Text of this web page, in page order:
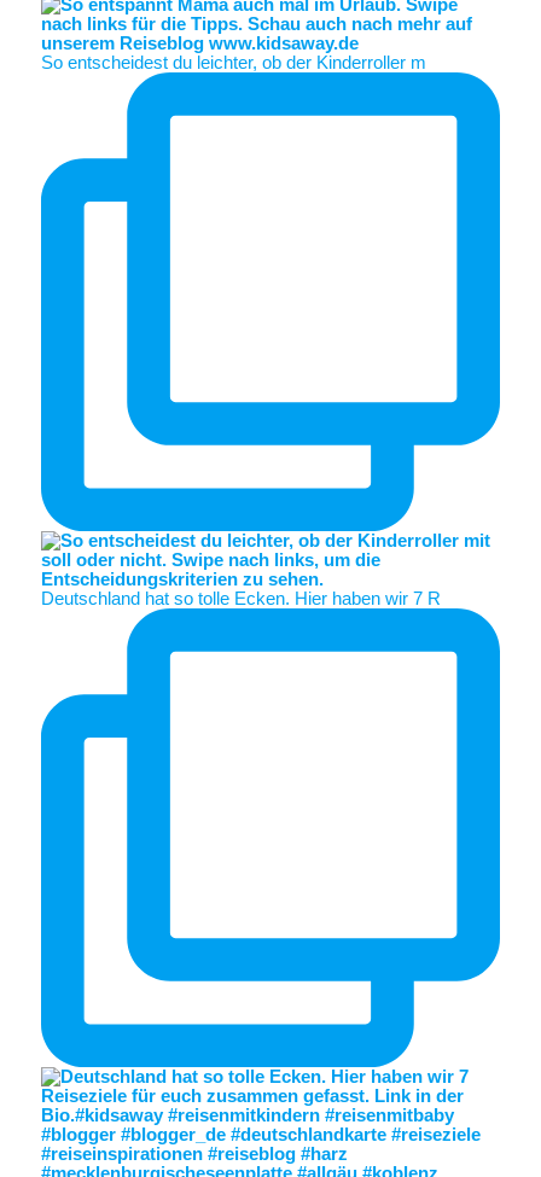
So entscheidest du leichter, ob der Kinderroller m
Deutschland hat so tolle Ecken. Hier haben wir 7 R